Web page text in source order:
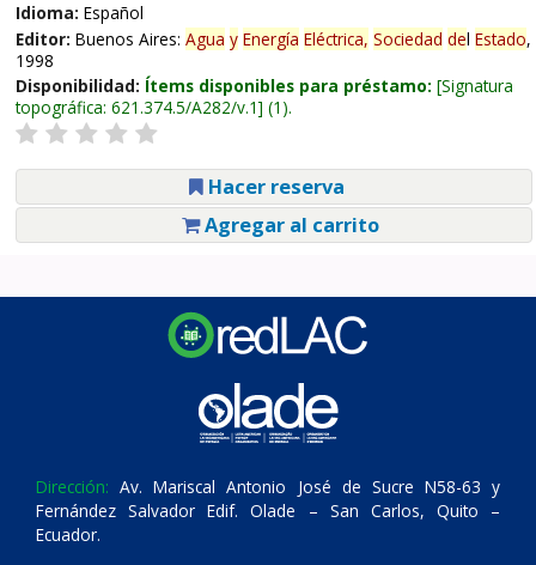
Idioma: Español
Editor: Buenos Aires: Agua y Energía Eléctrica, Sociedad del Estado,
1998
Disponibilidad: Ítems disponibles para préstamo: Signatura
topográfica: 621.374.5/A282/v.1 (1).
Hacer reserva
Agregar al carrito
Dirección: Av. Mariscal Antonio José de Sucre N58-63 y
Fernández Salvador Edif. Olade – San Carlos, Quito –
Ecuador.